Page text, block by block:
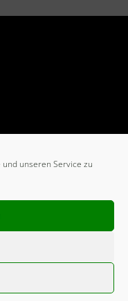
unseren Service zu